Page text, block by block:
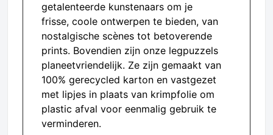
getalenteerde kunstenaars om je
frisse, coole ontwerpen te bieden, van
nostalgische scènes tot betoverende
prints. Bovendien zijn onze legpuzzels
planeetvriendelijk. Ze zijn gemaakt van
100% gerecycled karton en vastgezet
met lipjes in plaats van krimpfolie om
plastic afval voor eenmalig gebruik te
verminderen.